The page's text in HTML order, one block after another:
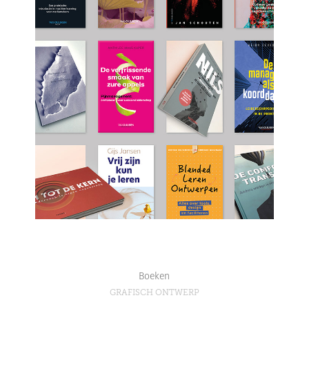
Boeken
GRAFISCH ONTWERP